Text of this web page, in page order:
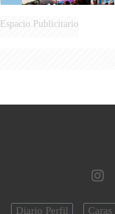
Espacio Publicitario
Diario Perfil Caras